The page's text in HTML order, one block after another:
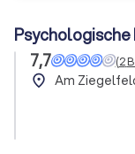
7,7
(2
place Am